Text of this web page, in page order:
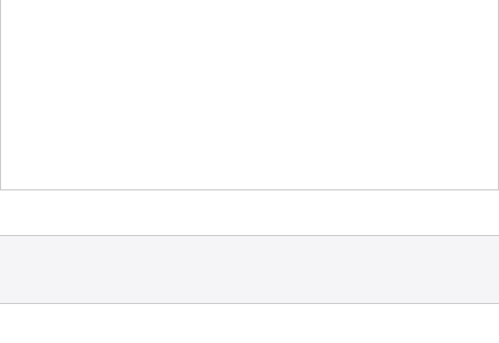
неотъемлемая часть подготовки